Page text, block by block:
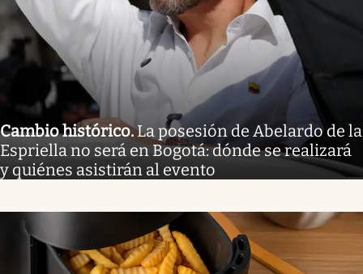
Cambio histórico.La posesión de Abelardo de la
Espriella no será en Bogotá: dónde se realizará
y quiénes asistirán al evento